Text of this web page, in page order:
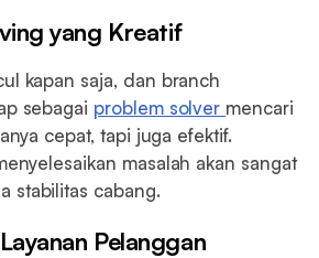
yang Kreatif
kapan saja, dan branch
sebagai problem solver mencari
cepat, tapi juga efektif.
masalah akan sangat
stabilitas cabang.
Pelanggan